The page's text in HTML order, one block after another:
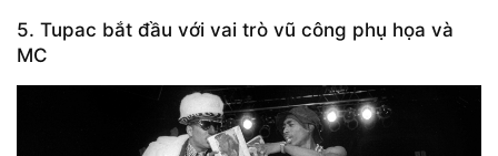
5. Tupac bắt đầu với vai trò vũ công phụ họa và
MC